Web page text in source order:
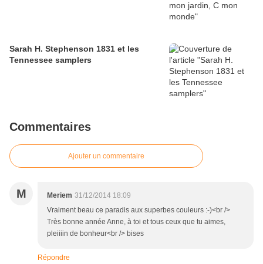
Sarah H. Stephenson 1831 et les
Tennessee samplers
Commentaires
Ajouter un commentaire
M Meriem 31/12/2014 18:09
Vraiment beau ce paradis aux superbes couleurs :-)<br />
Très bonne année Anne, à toi et tous ceux que tu aimes,
pleiiiin de bonheur<br /> bises
Répondre